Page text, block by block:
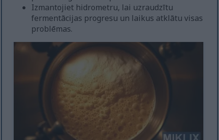
Izmantojiet hidrometru, lai uzraudzītu
fermentācijas progresu un laikus atklātu visas
problēmas.